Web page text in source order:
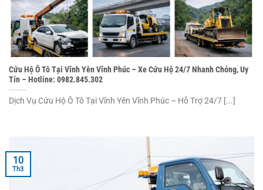
Cứu Hộ Ô Tô Tại Vĩnh Yên Vĩnh Phúc – Xe Cứu Hộ 24/7 Nhanh Chóng, Uy
Tín – Hotline: 0982.845.302
Dịch Vụ Cứu Hộ Ô Tô Tại Vĩnh Yên Vĩnh Phúc – Hỗ Trợ 24/7 [...]
10
Th3